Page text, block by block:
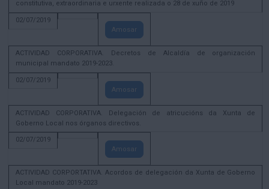
constitutiva, extraordinaria e urxente realizada o 28 de xuño de 2019
02/07/2019
Amosar
ACTIVIDAD CORPORATIVA. Decretos de Alcaldía de organización
municipal mandato 2019-2023.
02/07/2019
Amosar
ACTIVIDAD CORPORATIVA. Delegación de atricucións da Xunta de
Goberno Local nos órganos directivos.
02/07/2019
Amosar
ACTIVIDAD CORPORTATIVA. Acordos de delegación da Xunta de Goberno
Local mandato 2019-2023